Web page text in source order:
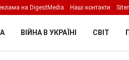
на DigestMedia Наші контакти
ВІЙНА В УКРАЇНІ СВІТ